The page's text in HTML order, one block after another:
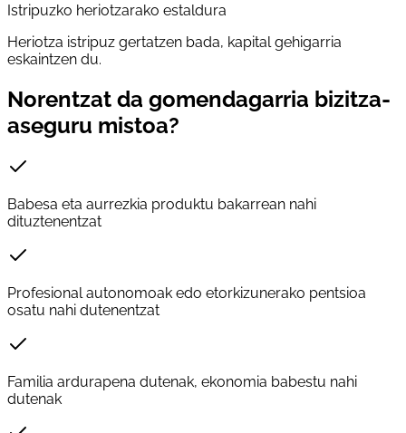
Istripuzko heriotzarako estaldura
Heriotza istripuz gertatzen bada, kapital gehigarria
eskaintzen du.
Norentzat da gomendagarria bizitza-
aseguru mistoa?
Babesa eta aurrezkia produktu bakarrean nahi
dituztenentzat
Profesional autonomoak edo etorkizunerako pentsioa
osatu nahi dutenentzat
Familia ardurapena dutenak, ekonomia babestu nahi
dutenak